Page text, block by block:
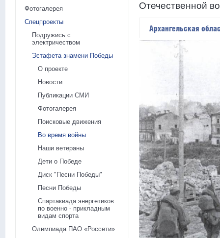
Фотогалерея
Спецпроекты
Подружись с
электричеством
Эстафета знамени Победы
О проекте
Новости
Публикации СМИ
Фотогалерея
Поисковые движения
Во время войны
Наши ветераны
Дети о Победе
Диск "Песни Победы"
Песни Победы
Спартакиада энергетиков
по военно - прикладным
видам спорта
Олимпиада ПАО «Россети»
Отечественной
Архангельская